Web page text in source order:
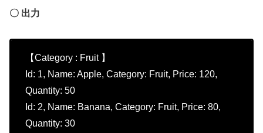
〇 出力
【Category : Fruit 】
Id: 1, Name: Apple, Category: Fruit, Price: 120,
Quantity: 50
Id: 2, Name: Banana, Category: Fruit, Price: 80,
Quantity: 30